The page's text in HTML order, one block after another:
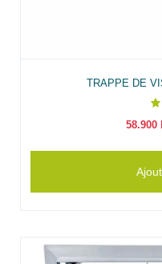
TRAPPE DE
58.900